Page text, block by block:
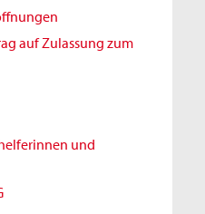
auf Zulassung zum
und